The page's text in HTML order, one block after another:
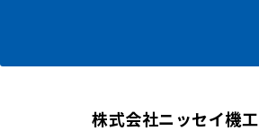
株式会社ニッセイ機工